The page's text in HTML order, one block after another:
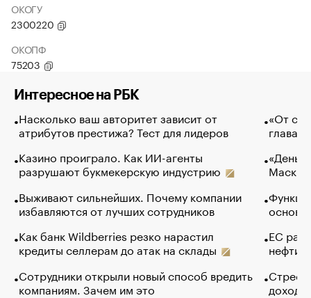
ОКОГУ
2300220
ОКОПФ
75203
Интересное на РБК
Насколько ваш авторитет зависит от
атрибутов престижа? Тест для лидеров
Казино проиграло. Как ИИ-агенты
разрушают букмекерскую индустрию
Выживают сильнейших. Почему компании
избавляются от лучших сотрудников
Как банк Wildberries резко нарастил
кредиты селлерам до атак на склады
Сотрудники открыли новый способ вредить
компаниям. Зачем им это
«От
глава
Маск в
основ
ЕС
нефти